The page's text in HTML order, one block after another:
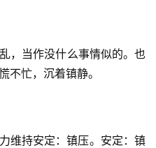
，当作没什么事情似的。也
不忙，沉着镇静。
维持安定：镇压。安定：镇